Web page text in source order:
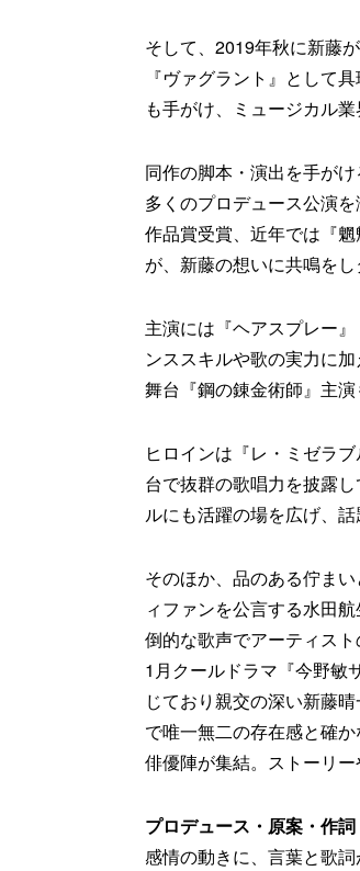
そして、2019年秋に新藤
『ヴァグラント』として
も手がけ、ミュージカル
同作の脚本・演出を手が
多くのプロデュース公演
作品賞受賞、近年では『
が、新藤の想いに共鳴をし
主演には『ヘアスプレー
ンススキルや歌の実力に
舞台『鋼の錬金術師』主
ヒロインは『レ・ミゼラ
台で抜群の歌唱力を披露
ルにも活躍の場を広げ、
そのほか、品のある佇ま
ィファンを公言する水田
倒的な歌声でアーティス
1月クールドラマ『今野敏
じており親交の深い新藤
で唯一無二の存在感と確
俳優陣が集結。ストーリ
プロデュース・原案・作
感情の動きに、言葉と歌